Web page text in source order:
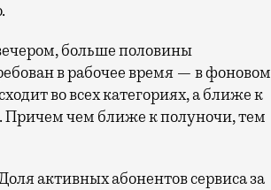
больше половины
в рабочее время — в фоновом
во всех категориях, а ближе к
Причем чем ближе к полуночи, тем
активных абонентов сервиса за